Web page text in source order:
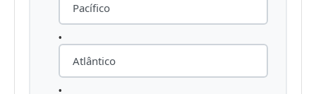
Pacífico
Atlântico